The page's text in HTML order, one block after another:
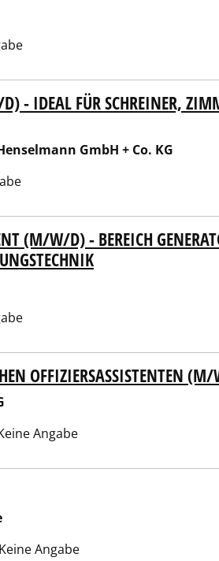
Co. KG
- IDEAL FÜR SCHREINER,
GmbH + Co. KG
(M/W/D) - BEREICH
OFFIZIERSASSISTENTEN
Angabe
Keine Angabe